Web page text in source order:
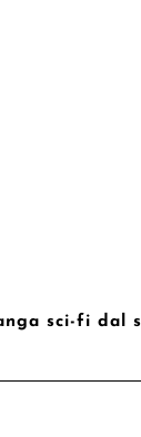
sci-fi dal